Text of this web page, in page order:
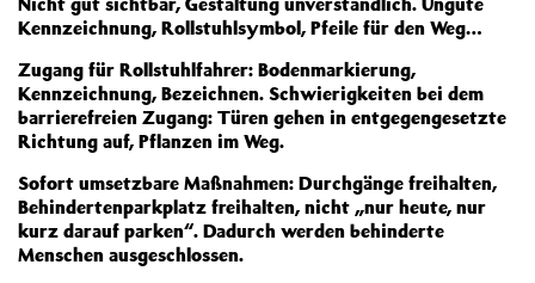
Kennzeichnung, Rollstuhlsymbol, Pfeile für den Weg…
Zugang für Rollstuhlfahrer: Bodenmarkierung,
Kennzeichnung, Bezeichnen. Schwierigkeiten bei dem
barrierefreien Zugang: Türen gehen in entgegengesetzte
Richtung auf, Pflanzen im Weg.
Sofort umsetzbare Maßnahmen: Durchgänge freihalten,
Behindertenparkplatz freihalten, nicht „nur heute, nur
kurz darauf parken“. Dadurch werden behinderte
Menschen ausgeschlossen.